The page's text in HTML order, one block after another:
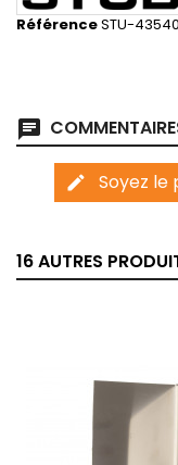
RéférenceSTU-
chat
edit Soyez le
16 AUTRES